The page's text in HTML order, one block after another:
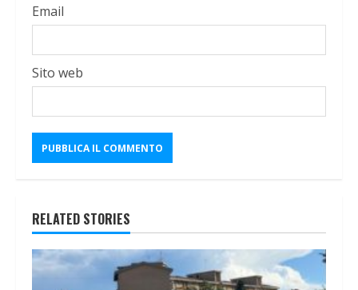
Email
Sito web
RELATED STORIES